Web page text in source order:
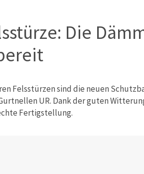
Die
Felsstürzen sind die neuen
UR. Dank der guten
Fertigstellung.